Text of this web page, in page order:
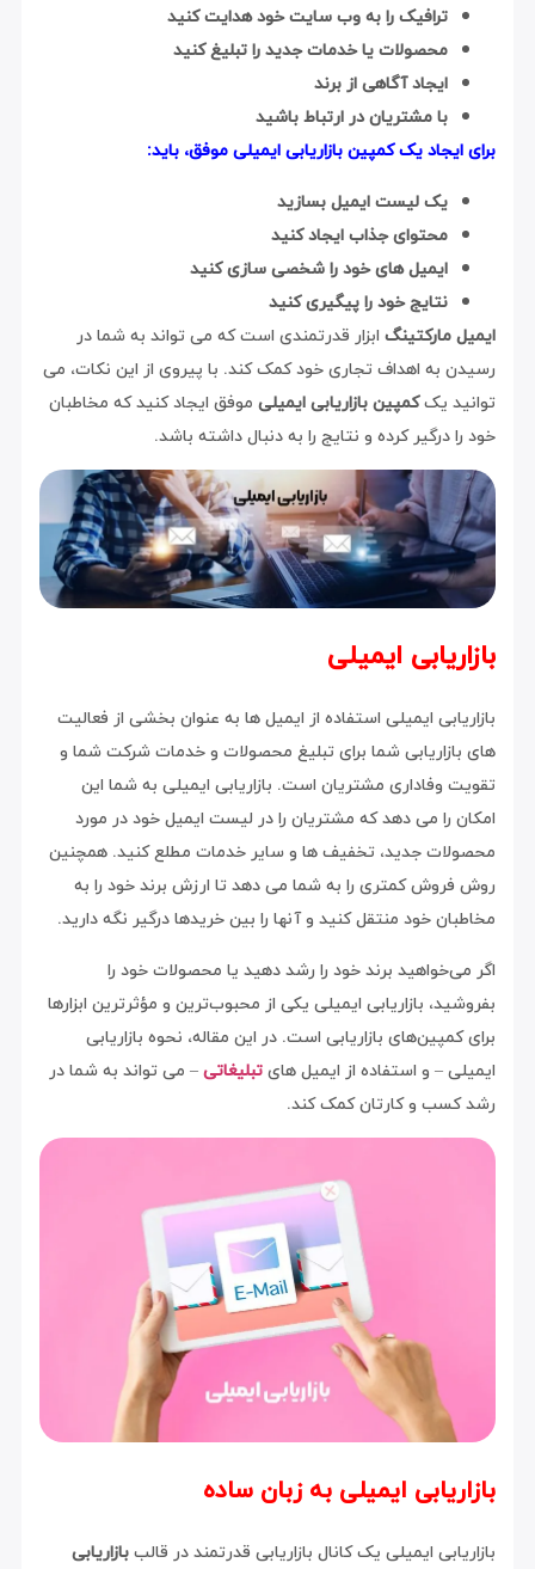
ترافیک را به وب سایت خود هدایت کنید
محصولات یا خدمات جدید را تبلیغ کنید
ایجاد آگاهی از برند
با مشتریان در ارتباط باشید
برای ایجاد یک کمپین بازاریابی ایمیلی موفق، باید:
یک لیست ایمیل بسازید
محتوای جذاب ایجاد کنید
ایمیل های خود را شخصی سازی کنید
نتایج خود را پیگیری کنید
ایمیل مارکتینگ ابزار قدرتمندی است که می تواند به شما در
رسیدن به اهداف تجاری خود کمک کند. با پیروی از این نکات، می
توانید یککمپین بازاریابی ایمیلی موفق ایجاد کنید که مخاطبان
خود را درگیر کرده و نتایج را به دنبال داشته باشد.
بازاریابی ایمیلی
بازاریابی ایمیلی استفاده از ایمیل ها به عنوان بخشی از فعالیت
های بازاریابی شما برای تبلیغ محصولات و خدمات شرکت شما و
تقویت وفاداری مشتریان است. بازاریابی ایمیلی به شما این
امکان را می دهد که مشتریان را در لیست ایمیل خود در مورد
محصولات جدید، تخفیف ها و سایر خدمات مطلع کنید. همچنین
روش فروش کمتری را به شما می دهد تا ارزش برند خود را به
مخاطبان خود منتقل کنید و آنها را بین خریدها درگیر نگه دارید.
اگر می‌خواهید برند خود را رشد دهید یا محصولات خود را
بفروشید، بازاریابی ایمیلی یکی از محبوب‌ترین و مؤثرترین ابزارها
برای کمپین‌های بازاریابی است. در این مقاله، نحوه بازاریابی
ایمیلی – و استفاده از ایمیل هایتبلیغاتی– می تواند به شما در
رشد کسب و کارتان کمک کند.
بازاریابی ایمیلی به زبان ساده
بازاریابی ایمیلی یک کانال بازاریابی قدرتمند در قالببازاریابی